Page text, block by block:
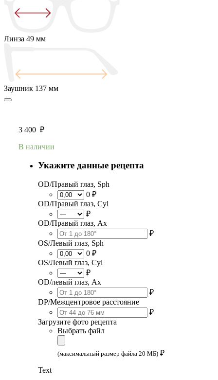
Линза 49 мм
Заушник 137 мм
3 400 ₽
В наличии
Укажите данные рецепта
OD/Правый глаз, Sph
0 ₽
OD/Правый глаз, Cyl
₽
OD/Правый глаз, Ax
₽
OS/Левый глаз, Sph
0 ₽
OS/Левый глаз, Cyl
₽
OD/левый глаз, Ax
₽
DP/Межцентровое расстояние
₽
Загрузите фото рецепта
Выбрать файл
(максимальный размер файла 20 МБ) ₽
Text